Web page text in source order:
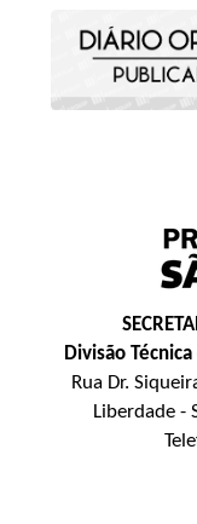
Divisão
Rua Dr.
Liberdade -